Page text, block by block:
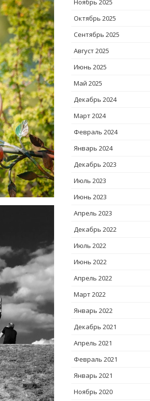
Ноябрь 2025
Октябрь 2025
Сентябрь 2025
Август 2025
Июнь 2025
Май 2025
Декабрь 2024
Март 2024
Февраль 2024
Январь 2024
Декабрь 2023
Июль 2023
Июнь 2023
Апрель 2023
Декабрь 2022
Июль 2022
Июнь 2022
Апрель 2022
Март 2022
Январь 2022
Декабрь 2021
Апрель 2021
Февраль 2021
Январь 2021
Ноябрь 2020